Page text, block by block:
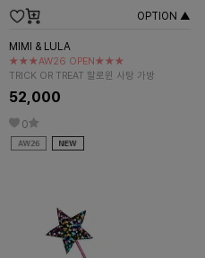
OPTION ▲
MIMI & LULA
★★★AW26 OPEN★★★
TRICK OR TREAT 할로윈 사탕 가방
52,000
0